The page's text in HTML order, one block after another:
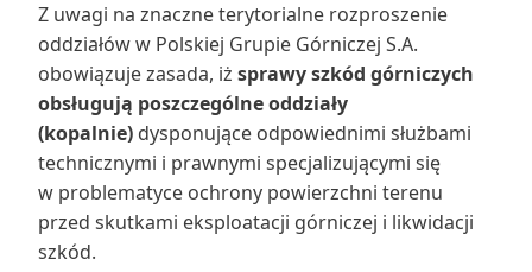
Z uwagi na znaczne terytorialne rozproszenie
oddziałów w Polskiej Grupie Górniczej S.A.
obowiązuje zasada, iż sprawy szkód górniczych
obsługują poszczególne oddziały
(kopalnie) dysponujące odpowiednimi służbami
technicznymi i prawnymi specjalizującymi się
w problematyce ochrony powierzchni terenu
przed skutkami eksploatacji górniczej i likwidacji
szkód.